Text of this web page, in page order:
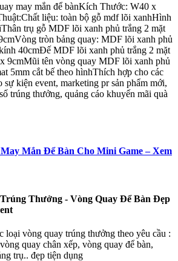
may mắn để bànKích Thước: W40 x
liệu: toàn bộ gỗ mdf lõi xanhHình
trụ gỗ MDF lõi xanh phủ trắng 2 mặt
tròn bảng quay: MDF lõi xanh phủ
40cmĐế MDF lõi xanh phủ trắng 2 mặt
9cmMũi tên vòng quay MDF lõi xanh phủ
5mm cắt bế theo hìnhThích hợp cho các
sự kiện event, marketing pr sản phẩm mới,
trúng thưởng, quảng cáo khuyến mãi quà
Mắn Để Bàn Cho Mini Game – Xem
Thưởng - Vòng Quay Để Bàn Đẹp
loại vòng quay trúng thưởng theo yêu cầu :
quay chân xếp, vòng quay để bàn,
trụ.. đẹp tiện dụng